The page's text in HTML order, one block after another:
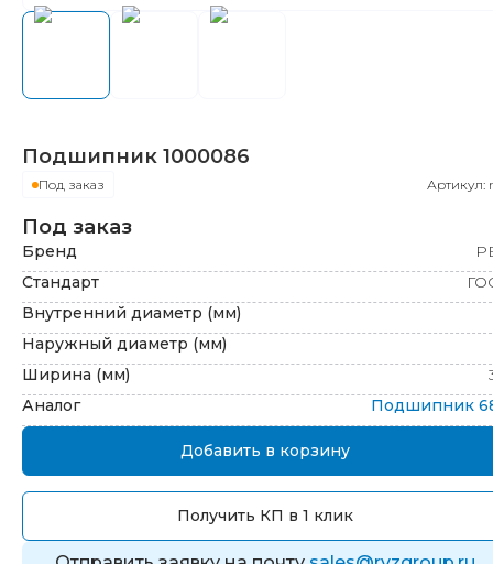
Подшипник 1000086
Под заказ Артикул:
Под заказ
Бренд
Стандарт
Внутренний диаметр (мм)
Наружный диаметр (мм)
Ширина (мм)
Аналог
Подшипник
Добавить в корзину
Получить КП в 1 клик